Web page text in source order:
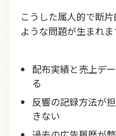
こうした属人的で断
ような問題が生まれま
配布実績と売上デ
る
反響の記録方法が
きない